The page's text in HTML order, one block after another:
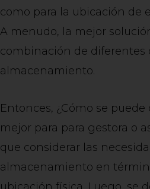
como para la ubicación de
A menudo, la mejor
combinación de diferentes
almacenamiento.
Entonces, ¿Cómo se
mejor para para gestora o
que considerar las
almacenamiento en